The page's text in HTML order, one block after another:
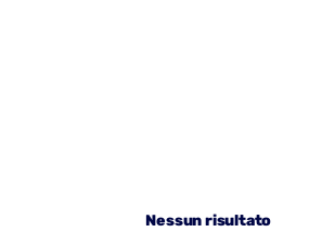
Nessun risultato